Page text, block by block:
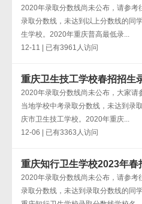
2020年录取分数线尚未公布，请参考
录取分数线，未达到以上分数线的同
生学校。2020年重庆普高最低录...
12-11 | 已有3961人访问
重庆卫生技工学校春招招生
2020年录取分数线尚未公布，大家请
当地学校中考录取分数线，未达到录
庆市卫生技工学校。2020年重庆...
12-06 | 已有3363人访问
重庆知行卫生学校2023年春
2020年录取分数线尚未公布，请参考
录取分数线，未达到录取分数线的同